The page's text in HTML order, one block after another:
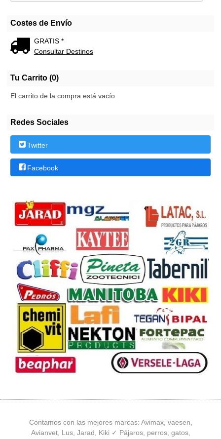
Costes de Envío
GRATIS *
Consultar Destinos
Tu Carrito (0)
El carrito de la compra está vacío
Redes Sociales
Twitter
Facebook
Contamos con las mejores marcas: Avimax, vaesen,
Avianvet, Lus, Jarad, Kiki ✓ Pájaros, perros, gatos,